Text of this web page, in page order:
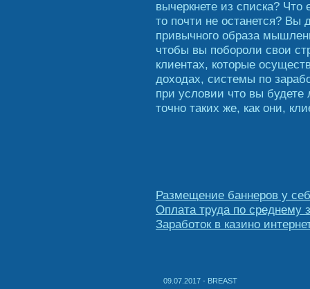
вычеркнете из списка? Что
то почти не останется? Вы
привычного образа
чтобы вы побороли свои
клиентах, которые
доходах, системы по
при условии что вы
точно таких же, как они,
Размещение баннеров у
Оплата труда по среднему
Заработок в казино
09.07.2017 - BREAST